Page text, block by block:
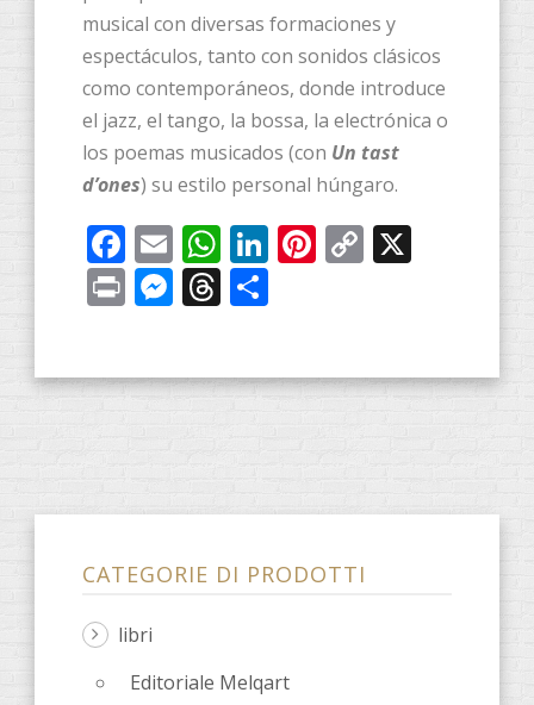
musical con diversas formaciones y
espectáculos, tanto con sonidos clásicos
como contemporáneos, donde introduce
el jazz, el tango, la bossa, la electrónica o
los poemas musicados (con Un tast
d’ones) su estilo personal húngaro.
Facebook
EmailWhatsApp
LinkedIn
Pinterest
Copy
PrintMessenger
Threads
CATEGORIE DI PRODOTTI
libri
Editoriale Melqart